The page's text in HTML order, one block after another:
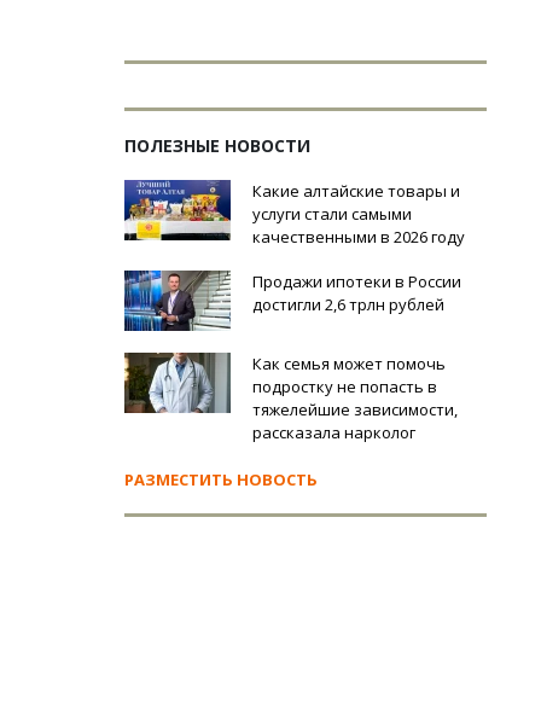
ПОЛЕЗНЫЕ НОВОСТИ
Какие алтайские товары и
услуги стали самыми
качественными в 2026 году
Продажи ипотеки в России
достигли 2,6 трлн рублей
Как семья может помочь
подростку не попасть в
тяжелейшие зависимости,
рассказала нарколог
РАЗМЕСТИТЬ НОВОСТЬ